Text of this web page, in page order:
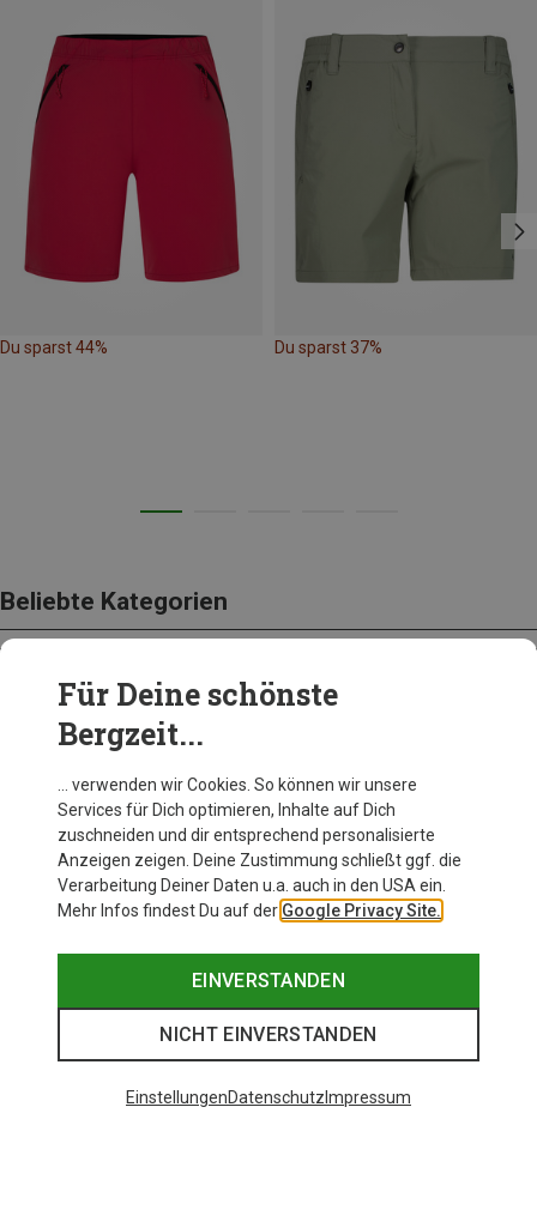
Du sparst 44% Du sparst 37%
Beliebte Kategorien
BEKLEIDUNG
Für Deine schönste
Bergzeit...
… verwenden wir Cookies. So können wir unsere
Services für Dich optimieren, Inhalte auf Dich
zuschneiden und dir entsprechend personalisierte
Anzeigen zeigen. Deine Zustimmung schließt ggf. die
Verarbeitung Deiner Daten u.a. auch in den USA ein.
Mehr Infos findest Du auf der Google Privacy Site.
EINVERSTANDEN
NICHT EINVERSTANDEN
EinstellungenDatenschutz Impressum